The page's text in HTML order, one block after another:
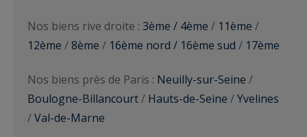
Nos biens rive droite : 3ème / 4ème / 11ème /
12ème /8ème / 16ème nord / 16ème sud / 17ème
Nos biens près de Paris : Neuilly-sur-Seine /
Boulogne-Billancourt/ Hauts-de-Seine /Yvelines
/Val-de-Marne